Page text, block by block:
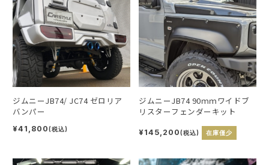
ジムニーJB74/ JC74 ゼロリア
バンパー
¥41,800(税込)
ジムニーJB74 90ｍｍワイドブ
リスターフェンダーキット
¥145,200(税込) 在庫僅少